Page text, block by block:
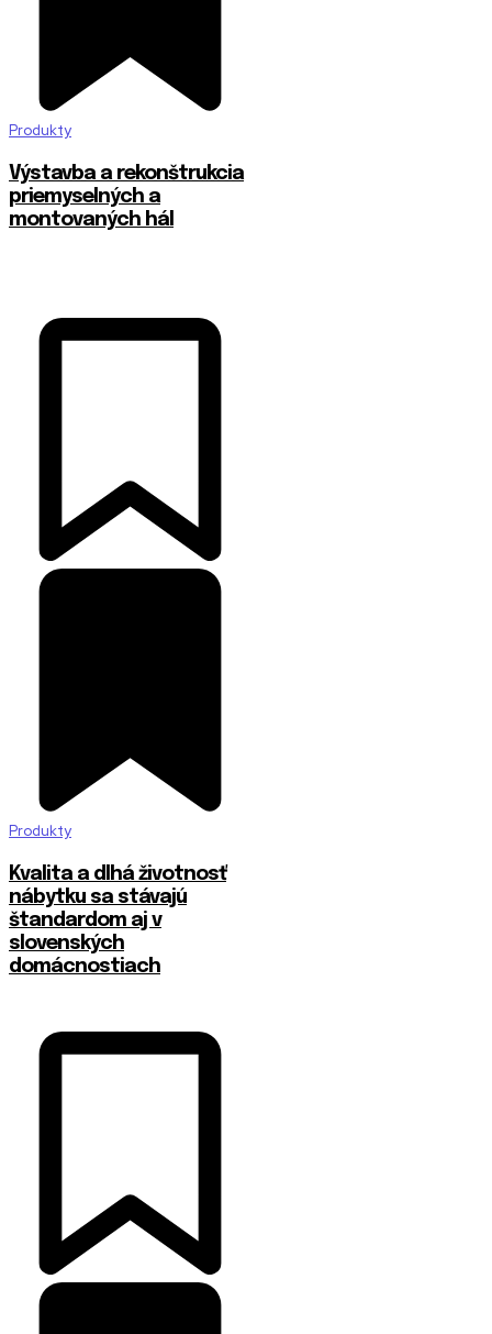
Produkty
Výstavba a rekonštrukcia
priemyselných a
montovaných hál
Produkty
​Kvalita a dlhá životnosť
nábytku sa stávajú
štandardom aj v
slovenských
domácnostiach